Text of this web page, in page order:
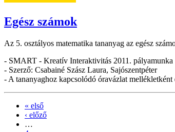
Egész számok
Az 5. osztályos matematika tananyag az egész
- SMART - Kreatív Interaktivitás 2011. pályamunka
- Szerző: Csabainé Szász Laura, Sajószentpéter
- A tananyaghoz kapcsolódó óravázlat mellékletként
« első
‹ előző
…